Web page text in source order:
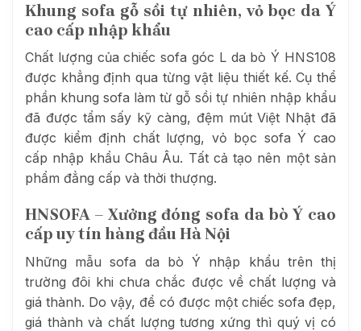
Khung sofa gỗ sồi tự nhiên, vỏ bọc da Ý
cao cấp nhập khẩu
Chất lượng của chiếc sofa góc L da bò Ý HNS108
được khẳng định qua từng vật liệu thiết kế. Cụ thể
phần khung sofa làm từ gỗ sồi tự nhiên nhập khẩu
đã được tẩm sấy kỹ càng, đệm mút Việt Nhật đã
được kiểm định chất lượng, vỏ bọc sofa Ý cao
cấp nhập khẩu Châu Âu. Tất cả tạo nên một sản
phẩm đẳng cấp và thời thượng.
HNSOFA – Xưởng đóng sofa da bò Ý cao
cấp uy tín hàng đầu Hà Nội
Những mẫu sofa da bò Ý nhập khẩu trên thị
trường đôi khi chưa chắc được về chất lượng và
giá thành. Do vậy, để có được một chiếc sofa đẹp,
giá thành và chất lượng tương xứng thì quý vị có